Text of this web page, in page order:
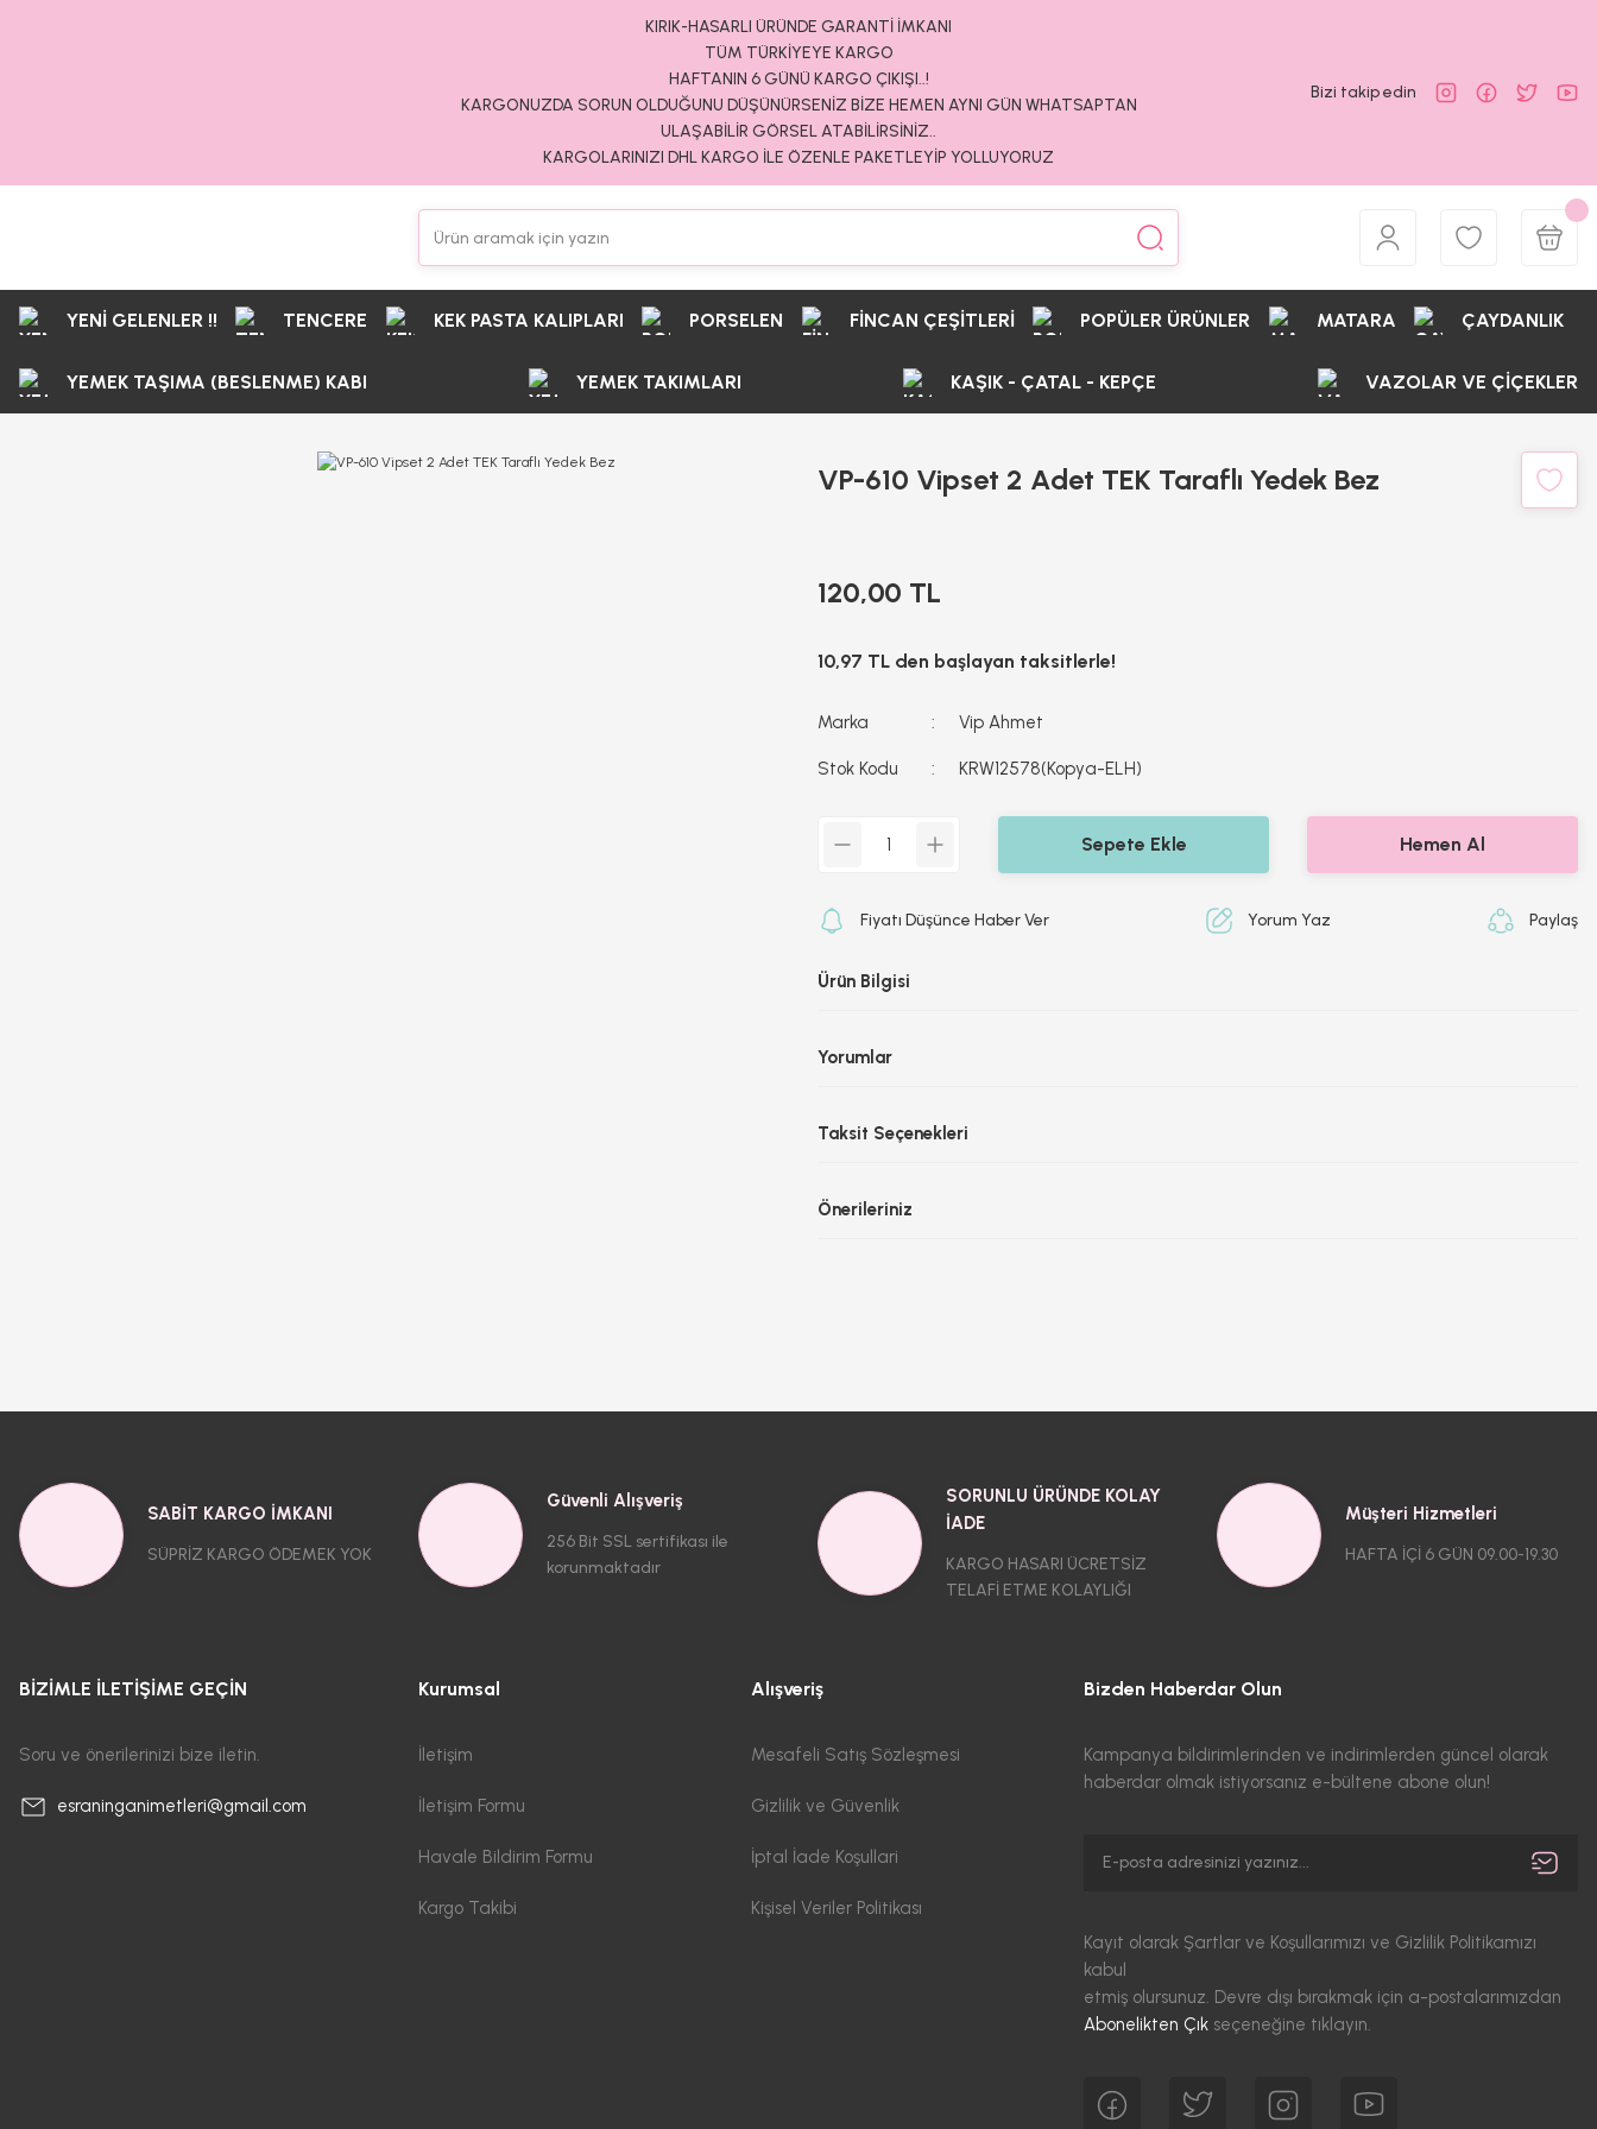
KIRIK-HASARLI ÜRÜNDE GARANTİ İMKANI
TÜM TÜRKİYEYE KARGO
HAFTANIN 6 GÜNÜ KARGO ÇIKIŞI..!
KARGONUZDA SORUN OLDUĞUNU DÜŞÜNÜRSENİZ BİZE HEMEN AYNI GÜN WHATSAPTAN
ULAŞABİLİR GÖRSEL ATABİLİRSİNİZ..
KARGOLARINIZI DHL KARGO İLE ÖZENLE PAKETLEYİP YOLLUYORUZ
Bizi takip edin
YENİ GELENLER !! TENCERE KEK PASTA KALIPLARI PORSELEN FİNCAN ÇEŞİTLERİ POPÜLER ÜRÜNLER MATARA ÇAYDANLIK
YEMEK TAŞIMA (BESLENME) KABI YEMEK TAKIMLARI KAŞIK - ÇATAL - KEPÇE VAZOLAR VE ÇİÇEKLER
VP-610 Vipset 2 Adet TEK Taraflı Yedek Bez
120,00 TL
10,97 TL den başlayan taksitlerle!
Marka Vip Ahmet
Stok Kodu KRW12578(Kopya-ELH)
Sepete Ekle Hemen Al
Fiyatı Düşünce Haber Ver Yorum Yaz Paylaş
Ürün Bilgisi
Yorumlar
Taksit Seçenekleri
Önerileriniz
SABİT KARGO İMKANI
SÜPRİZ KARGO ÖDEMEK YOK
Güvenli Alışveriş
256 Bit SSL sertifikası ile
korunmaktadır
SORUNLU ÜRÜNDE KOLAY
İADE
KARGO HASARI ÜCRETSİZ
TELAFİ ETME KOLAYLIĞI
Müşteri Hizmetleri
HAFTA İÇİ 6 GÜN 09.00-19.30
BİZİMLE İLETİŞİME GEÇİN
Soru ve önerilerinizi bize iletin.
esraninganimetleri@gmail.com
Kurumsal
İletişim
İletişim Formu
Havale Bildirim Formu
Kargo Takibi
Alışveriş
Mesafeli Satış Sözleşmesi
Gizlilik ve Güvenlik
İptal İade Koşullari
Kişisel Veriler Politikası
Bizden Haberdar Olun
Kampanya bildirimlerinden ve indirimlerden güncel olarak
haberdar olmak istiyorsanız e-bültene abone olun!
Kayıt olarak Şartlar ve Koşullarımızı ve Gizlilik Politikamızı
kabul
etmiş olursunuz. Devre dışı bırakmak için a-postalarımızdan
Abonelikten Çık seçeneğine tıklayın.